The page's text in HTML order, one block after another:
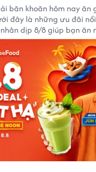
băn khoăn hôm nay ăn
đây là những ưu đãi
nhân dịp 8/8 giúp bạn ăn
cần đắn đo.